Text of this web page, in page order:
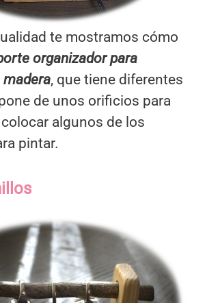
te mostramos cómo
organizador para
, que tiene diferentes
de unos orificios para
algunos de los
pintar.